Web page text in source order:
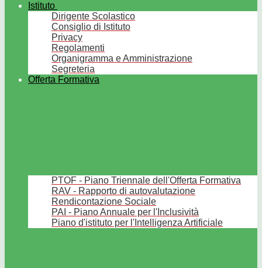
Istituto
Dirigente Scolastico
Consiglio di Istituto
Privacy
Regolamenti
Organigramma e Amministrazione
Segreteria
Offerta Formativa
PTOF - Piano Triennale dell'Offerta Formativa
RAV - Rapporto di autovalutazione
Rendicontazione Sociale
PAI - Piano Annuale per l'Inclusività
Piano d'istituto per l'Intelligenza Artificiale